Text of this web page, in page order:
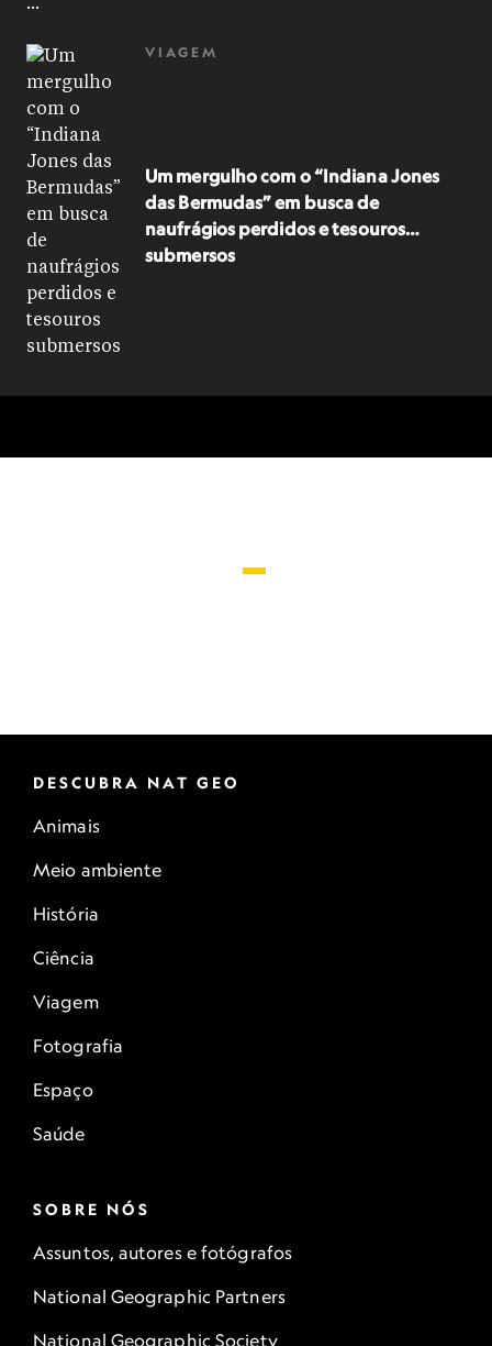
VIAGEM
Um mergulho com o “Indiana Jones
das Bermudas” em busca de
naufrágios perdidos e tesouros
submersos
DESCUBRA NAT GEO
Animais
Meio ambiente
História
Ciência
Viagem
Fotografia
Espaço
Saúde
SOBRE NÓS
Assuntos, autores e fotógrafos
National Geographic Partners
National Geographic Society